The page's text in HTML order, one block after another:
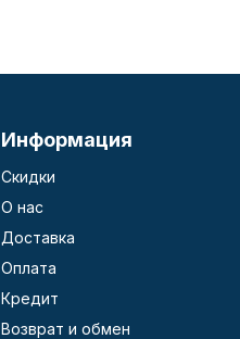
Информация
Скидки
О нас
Доставка
Оплата
Кредит
Возврат и обмен